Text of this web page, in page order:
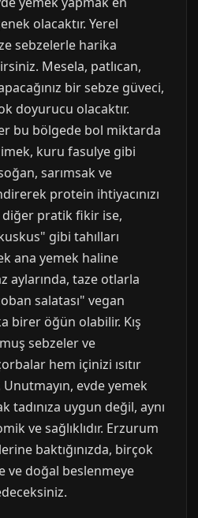
olacaktır. Yerel
sebzelerle harika
Mesela, patlıcan,
bir sebze güveci,
doyurucu olacaktır.
bu bölgede bol miktarda
kuru fasulye gibi
sarımsak ve
protein ihtiyacınızı
diğer pratik fikir ise,
gibi tahılları
ana yemek haline
aylarında, taze otlarla
salatası" vegan
birer öğün olabilir. Kış
sebzeler ve
hem içinizi ısıtır
evde yemek
tadınıza uygun değil, aynı
ve sağlıklıdır. Erzurum
baktığınızda, birçok
ve doğal beslenmeye